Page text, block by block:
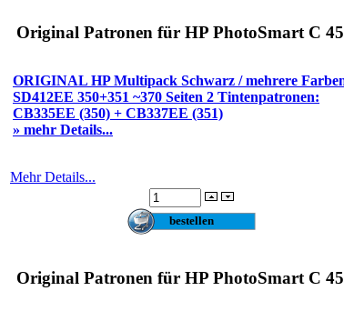
Original Patronen für HP PhotoSmart C
ORIGINAL HP Multipack Schwarz / mehrere
SD412EE 350+351 ~370 Seiten 2 Tintenpatronen:
CB335EE (350) + CB337EE (351)
» mehr Details...
Mehr Details...
Original Patronen für HP PhotoSmart C